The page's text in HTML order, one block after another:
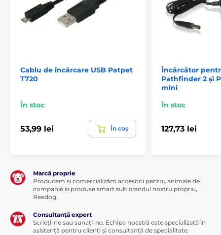
Cablu de încărcare USB Patpet
T720
În stoc
53,99 lei În coș
Încărcător
Pathfinder 2 și
mini
În stoc
127,73 lei
Marcă proprie
Producem și comercializăm accesorii pentru animale de
companie și produse smart sub brandul nostru propriu,
Reedog.
Consultanță expert
Scrieți-ne sau sunați-ne. Echipa noastră este specializată în
asistență pentru clienți și consultanță de specialitate.